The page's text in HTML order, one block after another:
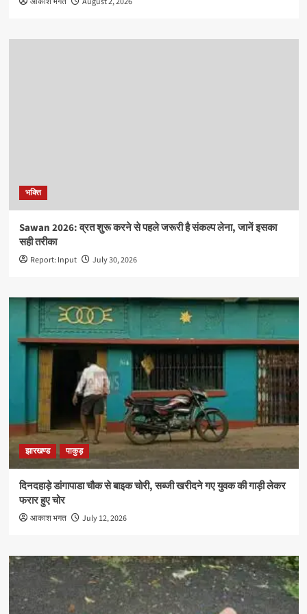
भक्ति
Sawan 2026: व्रत शुरू करने से पहले जरूरी है संकल्प लेना, जानें इसका
सही तरीका
Report: Input July 30, 2026
झारखण्ड पाकुड़
दिनदहाड़े डांगापाडा चौक से बाइक चोरी, सब्जी खरीदने गए युवक की गाड़ी लेकर
फरार हुए चोर
आकाश भगत July 12, 2026